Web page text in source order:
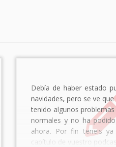
Debía de haber estado
navidades, pero se ve
tenido algunos
normales y no ha
ahora. Por fin teneis ya
capítulo de vuestro